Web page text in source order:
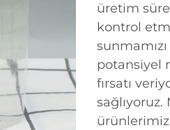
üretim
kontrol
potansiyel
fırsatı
sağlıyoruz.